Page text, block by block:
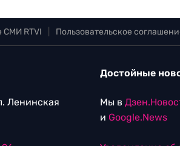
СМИ RTVI Пользовательское
Ленинская
Достойные
Мы в
и Google.News